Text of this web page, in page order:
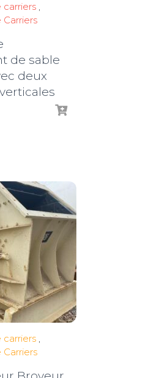
carriers ,
de sable
deux
carriers ,